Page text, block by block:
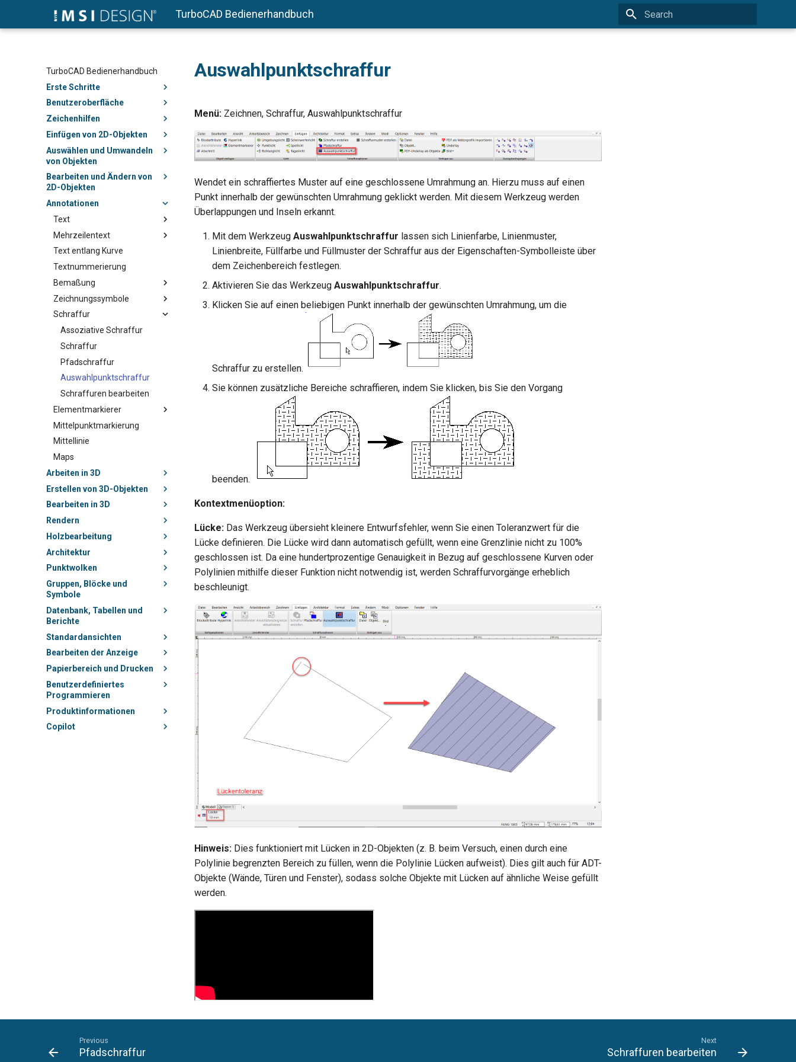
TurboCAD Bedienerhandbuch
TurboCAD Bedienerhandbuch
Erste Schritte
Benutzeroberfläche
Zeichenhilfen
Einfügen von 2D-Objekten
Auswählen und Umwandeln
von Objekten
Bearbeiten und Ändern von
2D-Objekten
Annotationen
Text
Mehrzeilentext
Text entlang Kurve
Textnummerierung
Bemaßung
Zeichnungssymbole
Schraffur
Assoziative Schraffur
Schraffur
Pfadschraffur
Auswahlpunktschraffur
Schraffuren bearbeiten
Elementmarkierer
Mittelpunktmarkierung
Mittellinie
Maps
Arbeiten in 3D
Erstellen von 3D-Objekten
Bearbeiten in 3D
Rendern
Holzbearbeitung
Architektur
Punktwolken
Gruppen, Blöcke und
Symbole
Datenbank, Tabellen und
Berichte
Standardansichten
Bearbeiten der Anzeige
Papierbereich und Drucken
Benutzerdefiniertes
Programmieren
Produktinformationen
Copilot
Auswahlpunktschraffur
Menü: Zeichnen, Schraffur, Auswahlpunktschraffur
Wendet ein schraffiertes Muster auf eine geschlossene Umrahmung an. Hierzu muss auf einen
Punkt innerhalb der gewünschten Umrahmung geklickt werden. Mit diesem Werkzeug werden
Überlappungen und Inseln erkannt.
Mit dem Werkzeug Auswahlpunktschraffur lassen sich Linienfarbe, Linienmuster,
Linienbreite, Füllfarbe und Füllmuster der Schraffur aus der Eigenschaften-Symbolleiste über
dem Zeichenbereich festlegen.
Aktivieren Sie das Werkzeug Auswahlpunktschraffur.
Klicken Sie auf einen beliebigen Punkt innerhalb der gewünschten Umrahmung, um die
Schraffur zu erstellen.
Sie können zusätzliche Bereiche schraffieren, indem Sie klicken, bis Sie den Vorgang
beenden.
Kontextmenüoption:
Lücke: Das Werkzeug übersieht kleinere Entwurfsfehler, wenn Sie einen Toleranzwert für die
Lücke definieren. Die Lücke wird dann automatisch gefüllt, wenn eine Grenzlinie nicht zu 100%
geschlossen ist. Da eine hundertprozentige Genauigkeit in Bezug auf geschlossene Kurven oder
Polylinien mithilfe dieser Funktion nicht notwendig ist, werden Schraffurvorgänge erheblich
beschleunigt.
Hinweis: Dies funktioniert mit Lücken in 2D-Objekten (z. B. beim Versuch, einen durch eine
Polylinie begrenzten Bereich zu füllen, wenn die Polylinie Lücken aufweist). Dies gilt auch für ADT-
Objekte (Wände, Türen und Fenster), sodass solche Objekte mit Lücken auf ähnliche Weise gefüllt
werden.
Previous
Pfadschraffur
Next
Schraffuren bearbeiten